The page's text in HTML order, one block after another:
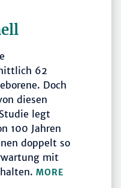
62
Doch
diesen
legt
100 Jahren
doppelt so
mit
MORE